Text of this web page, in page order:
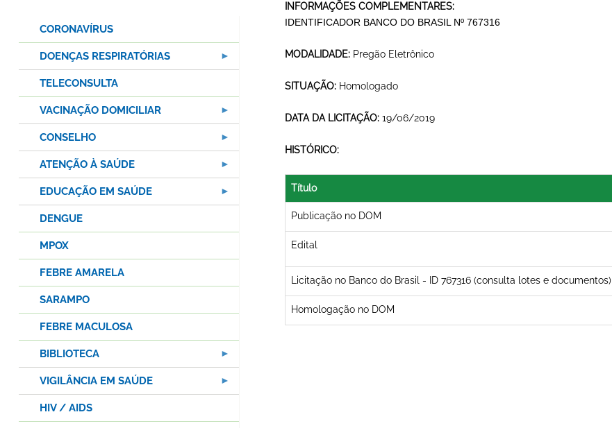
INFORMAÇÕES COMPLEMENTARES:
IDENTIFICADOR BANCO DO BRASIL Nº 767316
MODALIDADE: Pregão Eletrônico
SITUAÇÃO: Homologado
DATA DA LICITAÇÃO: 19/06/2019
HISTÓRICO:
Título
Publicação no DOM
Edital
Licitação no Banco do Brasil - ID 767316 (consulta lotes e documentos)
Homologação no DOM
CORONAVÍRUS
DOENÇAS RESPIRATÓRIAS
TELECONSULTA
VACINAÇÃO DOMICILIAR
CONSELHO
ATENÇÃO À SAÚDE
EDUCAÇÃO EM SAÚDE
DENGUE
MPOX
FEBRE AMARELA
SARAMPO
FEBRE MACULOSA
BIBLIOTECA
VIGILÂNCIA EM SAÚDE
HIV / AIDS